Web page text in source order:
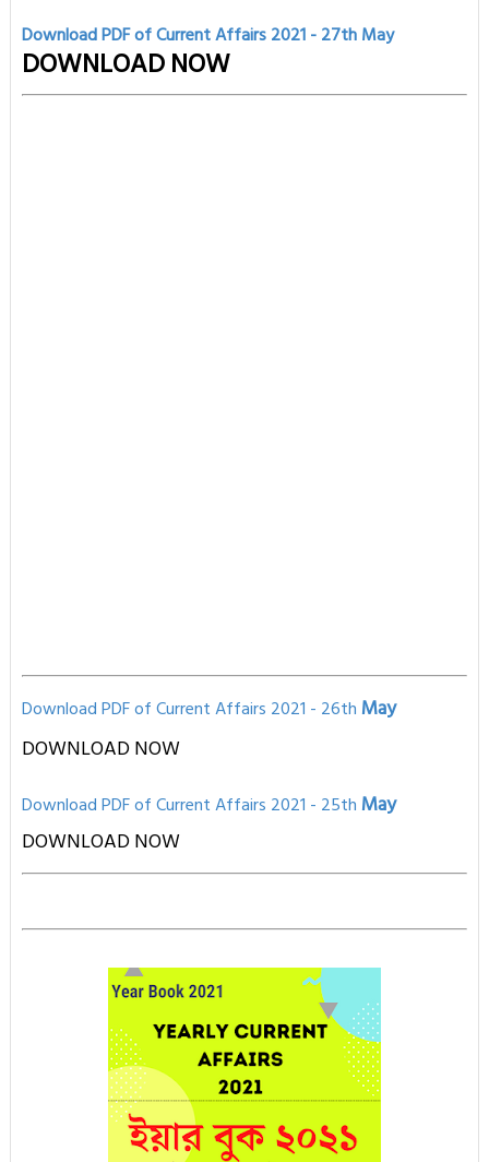
Download PDF of Current Affairs 2021 - 27thMay
DOWNLOAD NOW
Download PDF of Current Affairs 2021 - 26thMay
DOWNLOAD NOW
Download PDF of Current Affairs 2021 - 25thMay
DOWNLOAD NOW